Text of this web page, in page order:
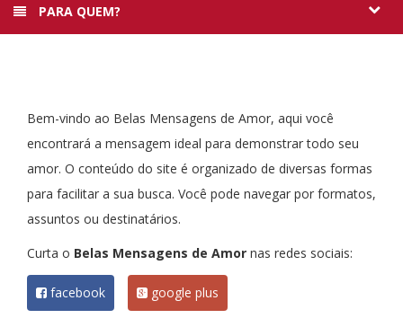
PARA QUEM?
Bem-vindo ao Belas Mensagens de Amor, aqui você
encontrará a mensagem ideal para demonstrar todo seu
amor. O conteúdo do site é organizado de diversas formas
para facilitar a sua busca. Você pode navegar por formatos,
assuntos ou destinatários.
Curta o Belas Mensagens de Amor nas redes sociais:
facebook google plus